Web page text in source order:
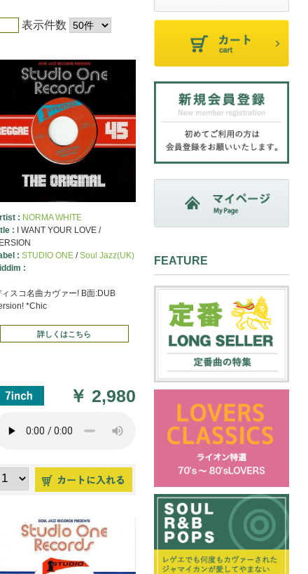
表示件数
: NORMA WHITE
:
I WANT YOUR LOVE /
: STUDIO ONE/Soul Jazz(UK)
:
スコ名曲カヴァー! B面:DUB
*Chic
詳しくはこちら
￥ 2,980
FEATURE